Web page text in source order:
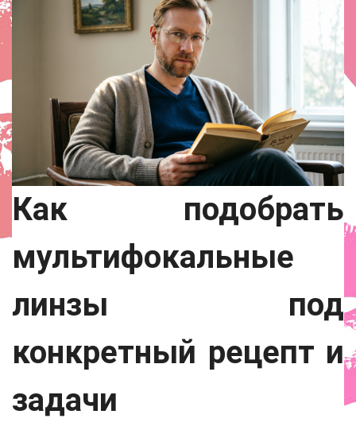
Как подобрать
мультифокальные
линзы под
конкретный рецепт и
задачи